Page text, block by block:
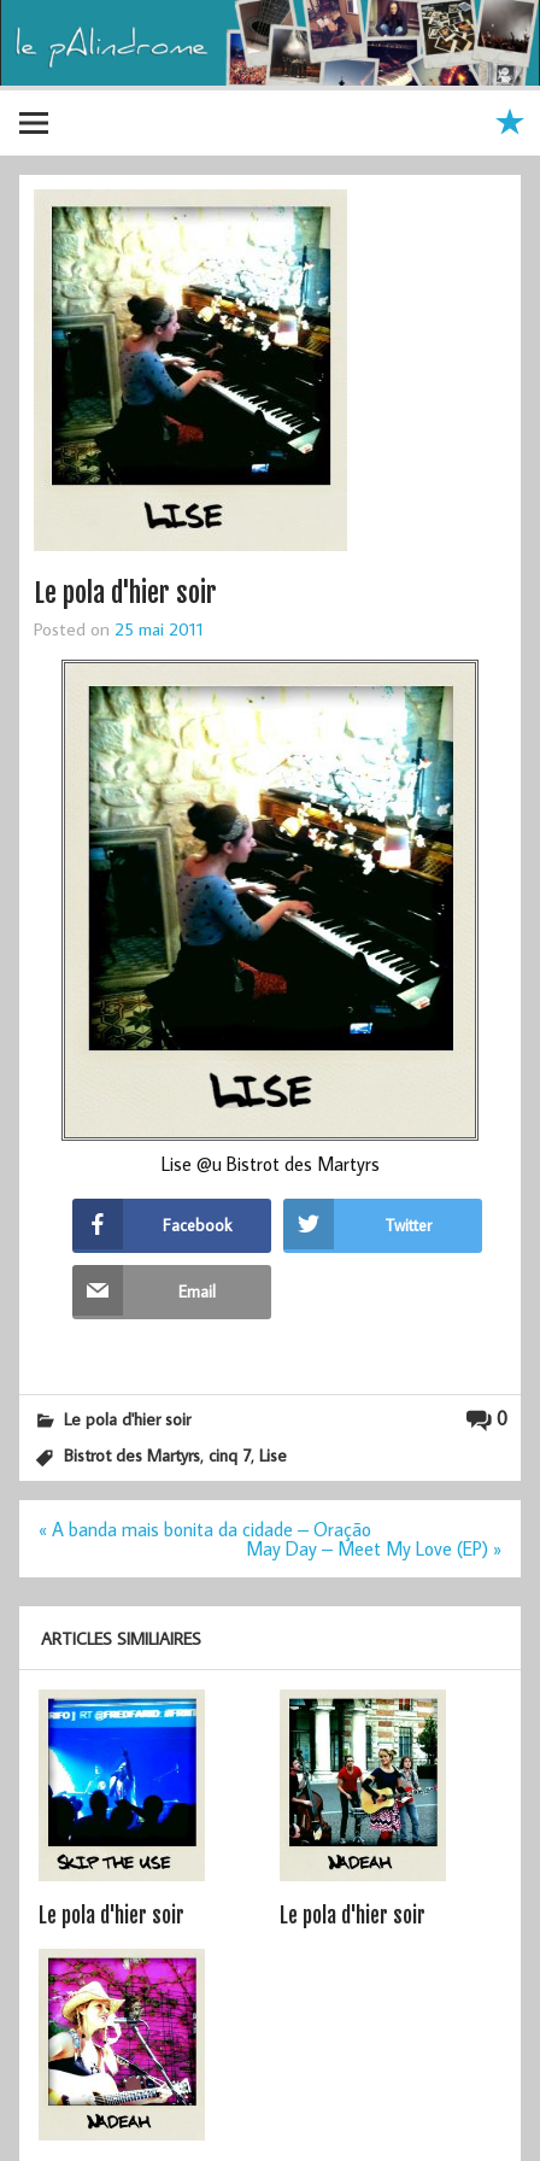
Le pola d'hier soir
Posted on 25 mai 2011
Lise @u Bistrot des Martyrs
Facebook Twitter
Email
0
Le pola d'hier soir
Bistrot des Martyrs,cinq 7,Lise
Navigation
« A banda mais bonita da cidade – Oração
May Day – Meet My Love (EP) »
ARTICLES SIMILIAIRES
Le pola d'hier soir Le pola d'hier soir